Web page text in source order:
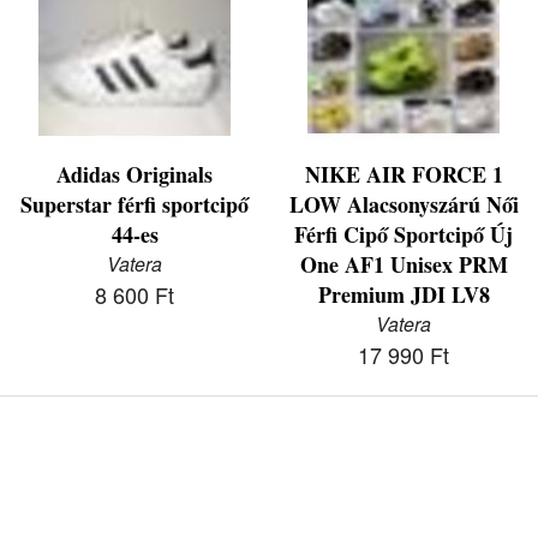
Adidas Originals
Superstar férfi sportcipő
44-es
Vatera
8 600 Ft
NIKE AIR FORCE 1
LOW Alacsonyszárú Női
Férfi Cipő Sportcipő Új
One AF1 Unisex PRM
Premium JDI LV8
Vatera
17 990 Ft